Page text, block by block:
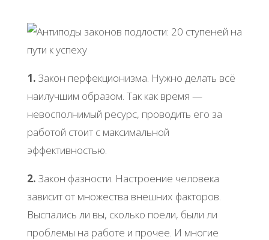
1. Закон перфекционизма. Нужно делать всё
наилучшим образом. Так как время —
невосполнимый ресурс, проводить его за
работой стоит с максимальной
эффективностью.
2. Закон фазности. Настроение человека
зависит от множества внешних факторов.
Выспались ли вы, сколько поели, были ли
проблемы на работе и прочее. И многие